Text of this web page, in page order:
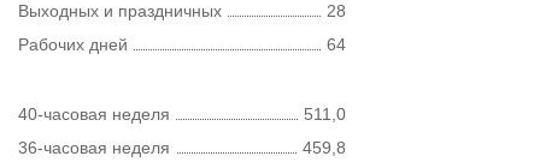
Выходных и праздничных
28
Рабочих дней
64
40-часовая неделя
511,0
36-часовая неделя
459,8